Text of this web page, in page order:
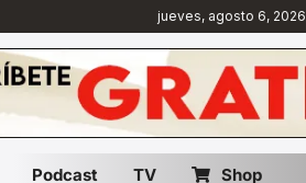
jueves, agosto 6, 2026
Podcast TV Shop